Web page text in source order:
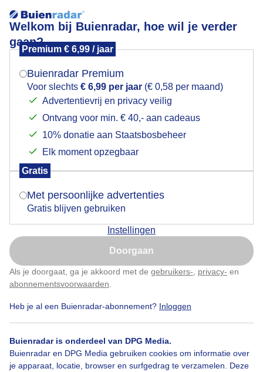
Welkom bij Buienradar, hoe wil je verder
gaan?
Premium € 6,99 / jaar
Buienradar Premium
Voor slechts € 6,99 per jaar (€ 0,58 per maand)
Advertentievrij en privacy veilig
Ontvang voor min. € 40,- aan cadeaus
10% donatie aan Staatsbosbeheer
Elk moment opzegbaar
Gratis
Met persoonlijke advertenties
Gratis blijven gebruiken
Instellingen
Doorgaan
Als je doorgaat, ga je akkoord met de gebruikers- privacy- en
abonnementsvoorwaarden
Heb je al een Buienradar-abonnement? Inloggen
Buienradar is onderdeel van DPG Media.
Buienradar en DPG Media gebruiken cookies om informatie over
je apparaat, locatie, browser en surfgedrag te verzamelen. Deze
Dan toch nog
Het is half 5 als we dan toch nog de zon de zon even
zien maar verdwijnt al weer achter de bomen.
Door: Toon Boons Gemaakt: 12-11-2024, 42x bekeken
Evenzon Zon Zonsondergang
Bekijk slideshow
Mogen we je locatie gebruiken voor het
Indien je hier nog geen akkoord op hebt gegeven,
verschijnt er zo een pop-up uit je browser waarin
Is goed, toon de popup
Nu niet, misschien later
Klik hierom dit aan te passen